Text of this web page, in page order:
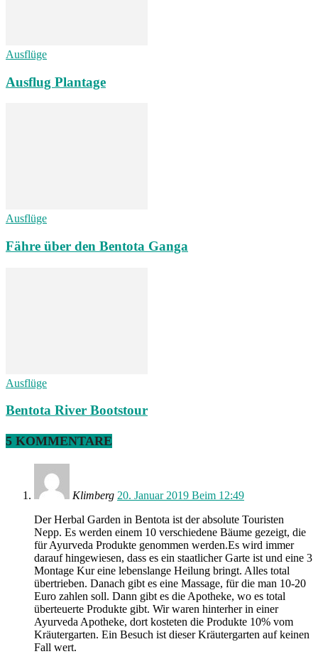
Ausflüge
Ausflug Plantage
Ausflüge
Fähre über den Bentota Ganga
Ausflüge
Bentota River Bootstour
5 KOMMENTARE
Klimberg 20. Januar 2019 Beim 12:49
Der Herbal Garden in Bentota ist der absolute Touristen
Nepp. Es werden einem 10 verschiedene Bäume gezeigt, die
für Ayurveda Produkte genommen werden.Es wird immer
darauf hingewiesen, dass es ein staatlicher Garte ist und eine 3
Montage Kur eine lebenslange Heilung bringt. Alles total
übertrieben. Danach gibt es eine Massage, für die man 10-20
Euro zahlen soll. Dann gibt es die Apotheke, wo es total
überteuerte Produkte gibt. Wir waren hinterher in einer
Ayurveda Apotheke, dort kosteten die Produkte 10% vom
Kräutergarten. Ein Besuch ist dieser Kräutergarten auf keinen
Fall wert.